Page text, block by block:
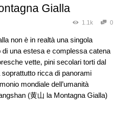
Gialla
1.1k 0
non è in realtà una singola
una estesa e complessa catena
vette, pini secolari torti dal
ricca di panorami
mondiale dell’umanità
(黄山 la Montagna Gialla)